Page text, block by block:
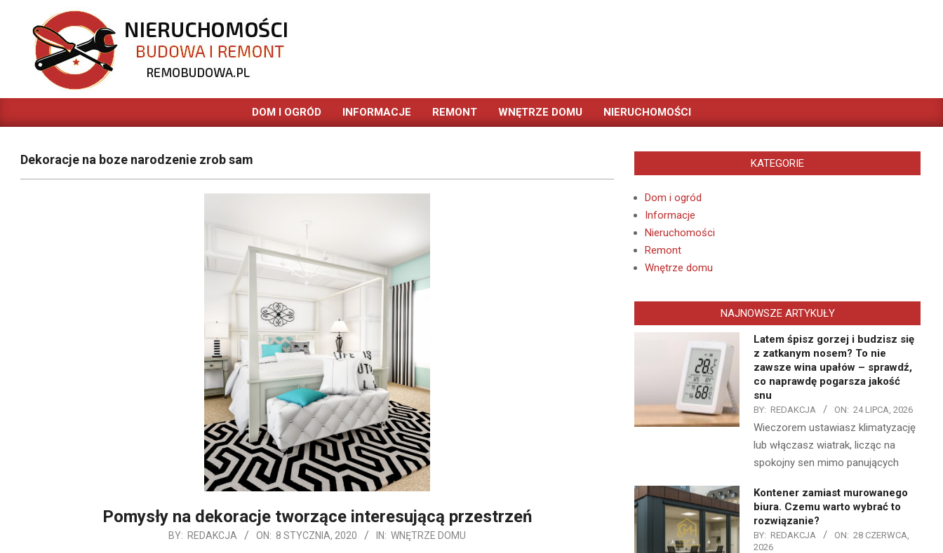
content
REMOBUDOWA.PL
Primary
DOM I OGRÓD INFORMACJE REMONT WNĘTRZE DOMU NIERUCHOMOŚCI
Dekoracje na boze narodzenie zrob sam
Pomysły na dekoracje tworzące interesującą przestrzeń
BY: REDAKCJA ON: 8 STYCZNIA, 2020 IN: WNĘTRZE DOMU
KATEGORIE
Dom i ogród
Informacje
Nieruchomości
Remont
Wnętrze domu
NAJNOWSZE ARTYKUŁY
Latem śpisz gorzej i budzisz się
z zatkanym nosem? To nie
zawsze wina upałów – sprawdź,
co naprawdę pogarsza jakość
snu
BY: REDAKCJA ON: 24 LIPCA, 2026
Wieczorem ustawiasz klimatyzację
lub włączasz wiatrak, licząc na
spokojny sen mimo panujących
Kontener zamiast murowanego
biura. Czemu warto wybrać to
rozwiązanie?
BY: REDAKCJA ON: 28 CZERWCA,
2026